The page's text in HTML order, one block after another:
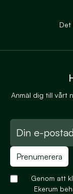
Det
Anmäl dig till vårt
Prenumerera
Genom att
Ekerum